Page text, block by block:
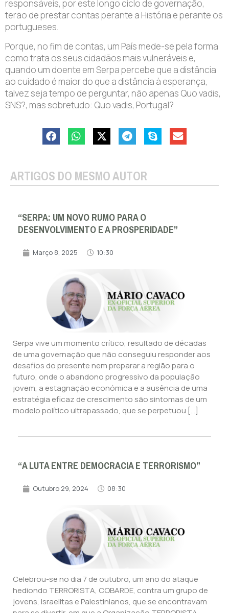
responsáveis, por este longo ciclo de governação,
terão de prestar contas perante a História e perante os
portugueses.
Porque, no fim de contas, um País mede-se pela forma
como trata os seus cidadãos mais vulneráveis e,
quando um doente em Serpa percebe que a distância
ao cuidado é maior do que a distância à esperança,
talvez seja tempo de perguntar, não apenas Quo vadis,
SNS?, mas sobretudo: Quo vadis, Portugal?
ARTIGOS DO MESMO AUTOR
“SERPA: UM NOVO RUMO PARA O
DESENVOLVIMENTO E A PROSPERIDADE”
Março 8, 2025 10:30
Serpa vive um momento crítico, resultado de décadas
de uma governação que não conseguiu responder aos
desafios do presente nem preparar a região para o
futuro, onde o abandono progressivo da população
jovem, a estagnação económica e a ausência de uma
estratégia eficaz de crescimento são sintomas de um
modelo político ultrapassado, que se perpetuou […]
“A LUTA ENTRE DEMOCRACIA E TERRORISMO”
Outubro 29, 2024 08:30
Celebrou-se no dia 7 de outubro, um ano do ataque
hediondo TERRORISTA, COBARDE, contra um grupo de
jovens, Israelitas e Palestinianos, que se encontravam